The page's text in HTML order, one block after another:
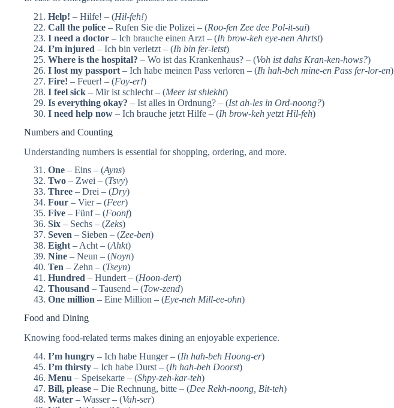
Help! – Hilfe! – (Hil-feh!)
Call the police – Rufen Sie die Polizei – (Roo-fen Zee dee Pol-it-sai)
I need a doctor – Ich brauche einen Arzt – (Ih brow-keh eye-nen Ahrtst)
I’m injured – Ich bin verletzt – (Ih bin fer-letst)
Where is the hospital? – Wo ist das Krankenhaus? – (Voh ist dahs Kran-ken-hows?)
I lost my passport – Ich habe meinen Pass verloren – (Ih hah-beh mine-en Pass fer-lor-en)
Fire! – Feuer! – (Foy-er!)
I feel sick – Mir ist schlecht – (Meer ist shlekht)
Is everything okay? – Ist alles in Ordnung? – (Ist ah-les in Ord-noong?)
I need help now – Ich brauche jetzt Hilfe – (Ih brow-keh yetzt Hil-feh)
Numbers and Counting
Understanding numbers is essential for shopping, ordering, and more.
One – Eins – (Ayns)
Two – Zwei – (Tsvy)
Three – Drei – (Dry)
Four – Vier – (Feer)
Five – Fünf – (Foonf)
Six – Sechs – (Zeks)
Seven – Sieben – (Zee-ben)
Eight – Acht – (Ahkt)
Nine – Neun – (Noyn)
Ten – Zehn – (Tseyn)
Hundred – Hundert – (Hoon-dert)
Thousand – Tausend – (Tow-zend)
One million – Eine Million – (Eye-neh Mill-ee-ohn)
Food and Dining
Knowing food-related terms makes dining an enjoyable experience.
I’m hungry – Ich habe Hunger – (Ih hah-beh Hoong-er)
I’m thirsty – Ich habe Durst – (Ih hah-beh Doorst)
Menu – Speisekarte – (Shpy-zeh-kar-teh)
Bill, please – Die Rechnung, bitte – (Dee Rekh-noong, Bit-teh)
Water – Wasser – (Vah-ser)